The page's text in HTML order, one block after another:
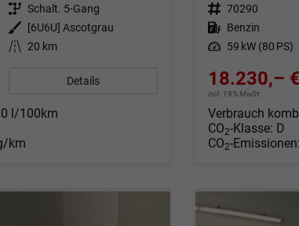
Getriebe Schalt. 5-Gang
Außenfarbe
[6U6U] Ascotgrau
Kilometerstand 20 km
Details
l/100km
km
Fahrzeugnr. 70290
Kraftstoff Benzin
Leistung 59 kW (80 PS)
18.230,– €
incl. 19% MwSt.
Verbrauch
CO2-Klasse: D
CO2-Emissionen: